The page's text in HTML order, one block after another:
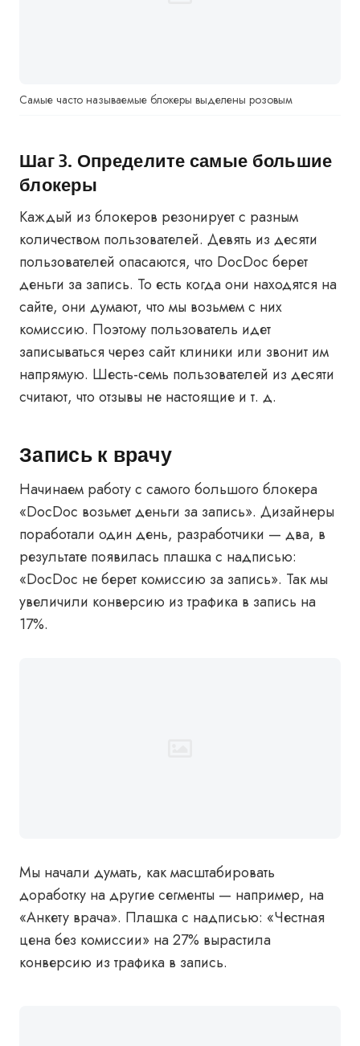
Самые часто называемые блокеры выделены розовым
Шаг 3. Определите самые большие
блокеры
Каждый из блокеров резонирует с разным
количеством пользователей. Девять из десяти
пользователей опасаются, что DocDoc берет
деньги за запись. То есть когда они находятся на
сайте, они думают, что мы возьмем с них
комиссию. Поэтому пользователь идет
записываться через сайт клиники или звонит им
напрямую. Шесть-семь пользователей из десяти
считают, что отзывы не настоящие и т. д.
Запись к врачу
Начинаем работу с самого большого блокера
«DocDoc возьмет деньги за запись». Дизайнеры
поработали один день, разработчики — два, в
результате появилась плашка с надписью:
«DocDoc не берет комиссию за запись». Так мы
увеличили конверсию из трафика в запись на
17%.
Мы начали думать, как масштабировать
доработку на другие сегменты — например, на
«Анкету врача». Плашка с надписью: «Честная
цена без комиссии» на 27% вырастила
конверсию из трафика в запись.